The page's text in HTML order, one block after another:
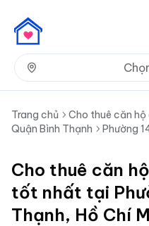
Trang chủ Cho thuê căn
Quận Bình Thạnh
Phường
Cho thuê căn
tốt nhất tại
Thạnh, Hồ Chí